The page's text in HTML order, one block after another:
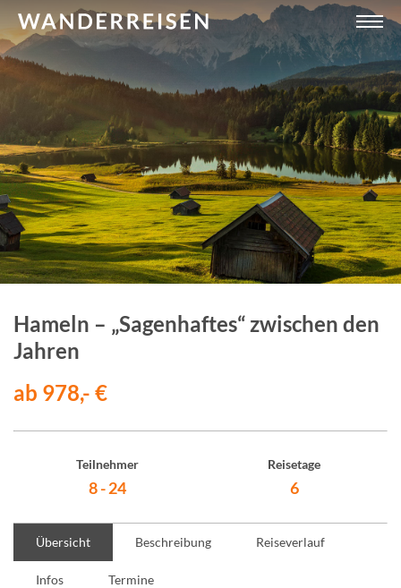
Hameln – „Sagenhaftes“ zwischen den
Jahren
ab 978,- €
Teilnehmer
8 - 24
Reisetage
6
Übersicht Beschreibung Reiseverlauf
Infos Termine